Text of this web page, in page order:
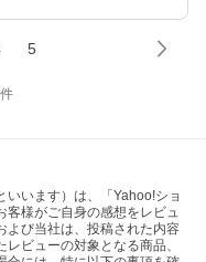
5
件
いいます）は、「Yahoo!ショ
客様がご自身の感想をレビュ
よび当社は、投稿された内容
ビューの対象となる商品、